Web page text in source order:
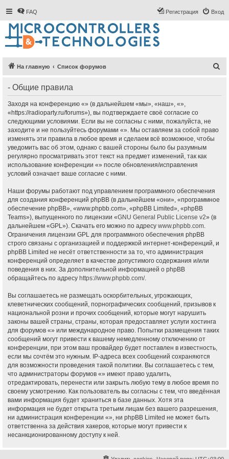
FAQ Вход
Регистрация
На главную Список форумов
- Общие правила
Заходя на конференцию «» (в дальнейшем «мы», «наш», «»,
«https://radioparty.ru/forums»), вы подтверждаете своё согласие со
следующими условиями. Если вы не согласны с ними, пожалуйста, не
заходите и не пользуйтесь форумами «». Мы оставляем за собой право
изменять эти правила в любое время и сделаем всё возможное, чтобы
уведомить вас об этом, однако с вашей стороны было бы разумным
регулярно просматривать этот текст на предмет изменений, так как
использование конференции «» после обновления/исправления
условий означает ваше согласие с ними.
Наши форумы работают под управлением программного обеспечения
для создания конференций phpBB (в дальнейшем «они», «программное
обеспечение phpBB», «www.phpbb.com», «phpBB Limited», «phpBB
Teams»), выпущенного по лицензии «GNU General Public License v2» (в
дальнейшем «GPL»). Скачать его можно по адресу www.phpbb.com.
Ограничения лицензии GPL для программного обеспечения phpBB
строго связаны с организацией и поддержкой интернет-конференций, и
phpBB Limited не несёт ответственности за то, что администрация
конференций определяет в качестве допустимого содержания и/или
поведения в них. За дополнительной информацией о phpBB
обращайтесь по адресу https://www.phpbb.com/.
Вы соглашаетесь не размещать оскорбительных, угрожающих,
клеветнических сообщений, порнографических сообщений, призывов к
национальной розни и прочих сообщений, которые могут нарушить
законы вашей страны, страны, которая предоставляет услуги хостинга
для форумов «» или международное право. Попытки размещения таких
сообщений могут привести к вашему немедленному отключению от
конференции, при этом ваш провайдер будет поставлен в известность,
если мы сочтём это нужным. IP-адреса всех сообщений сохраняются
для возможности проведения такой политики. Вы соглашаетесь с тем,
что администраторы форумов «» имеют право удалить,
отредактировать, перенести или закрыть любую тему в любое время по
своему усмотрению. Как пользователь вы согласны с тем, что введённая
вами информация будет храниться в базе данных. Хотя эта
информация не будет открыта третьим лицам без вашего разрешения,
ни администрация конференции «», ни phpBB Limited не может быть
ответственна за действия хакеров, которые могут привести к
несанкционированному доступу к ней.